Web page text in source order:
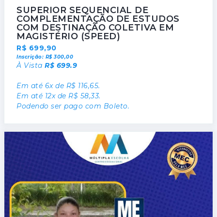
SUPERIOR SEQUENCIAL DE
COMPLEMENTAÇÃO DE ESTUDOS
COM DESTINAÇÃO COLETIVA EM
MAGISTÉRIO (SPEED)
R$ 699,90
Inscrição: R$ 300,00
À Vista R$ 699.9
Em até 6x de R$ 116,65.
Em até 12x de R$ 58,33.
Podendo ser pago com Boleto.